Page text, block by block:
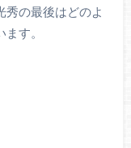
秀の最後はどのよ
す。